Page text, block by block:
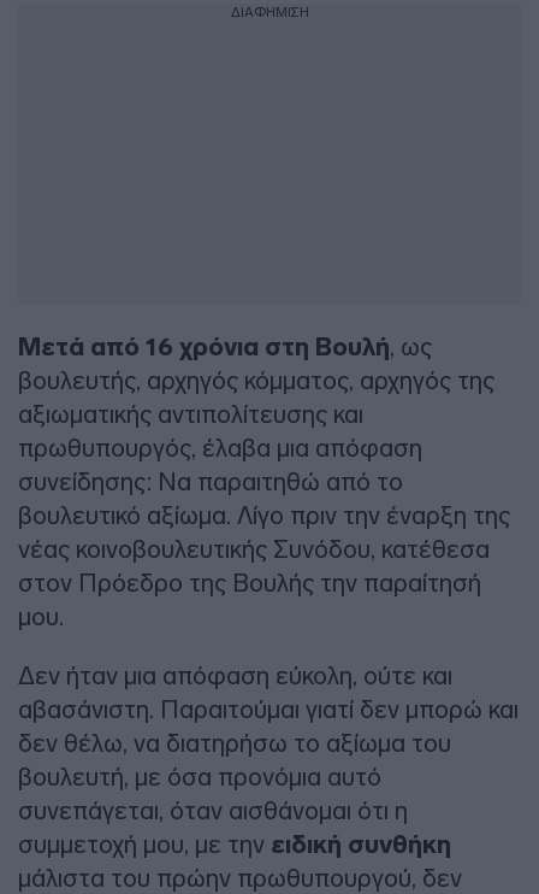
ΔΙΑΦΗΜΙΣΗ
Μετά από 16 χρόνια στη Βουλή, ως
βουλευτής, αρχηγός κόμματος, αρχηγός της
αξιωματικής αντιπολίτευσης και
πρωθυπουργός, έλαβα μια απόφαση
συνείδησης: Να παραιτηθώ από το
βουλευτικό αξίωμα. Λίγο πριν την έναρξη της
νέας κοινοβουλευτικής Συνόδου, κατέθεσα
στον Πρόεδρο της Βουλής την παραίτησή
μου.
Δεν ήταν μια απόφαση εύκολη, ούτε και
αβασάνιστη. Παραιτούμαι γιατί δεν μπορώ και
δεν θέλω, να διατηρήσω το αξίωμα του
βουλευτή, με όσα προνόμια αυτό
συνεπάγεται, όταν αισθάνομαι ότι η
συμμετοχή μου, με την ειδική συνθήκη
μάλιστα του πρώην πρωθυπουργού, δεν